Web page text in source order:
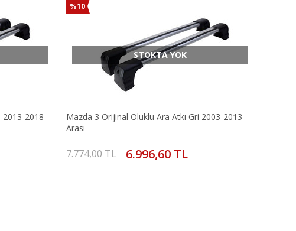
2013-2018
%10
STOKTA YOK
Mazda 3 Orijinal Oluklu Ara Atkı Gri 2003-2013
Arası
7.774,00 TL 6.996,60 TL